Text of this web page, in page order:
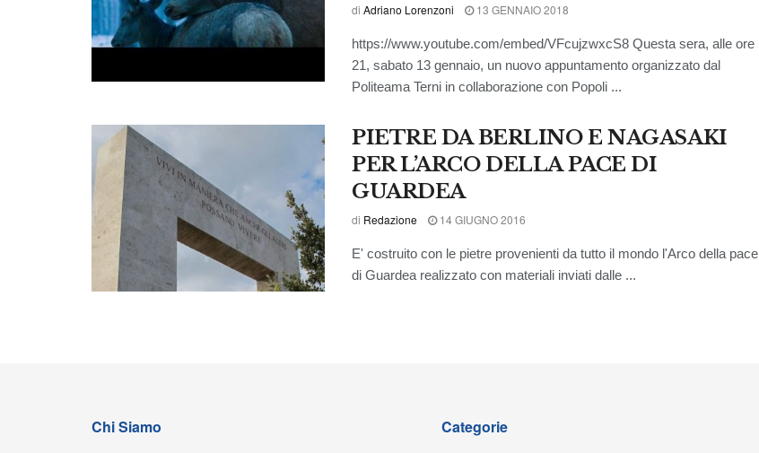
di Adriano Lorenzoni 13 GENNAIO 2018
https://www.youtube.com/embed/VFcujzwxcS8 Questa sera, alle ore
21, sabato 13 gennaio, un nuovo appuntamento organizzato dal
Politeama Terni in collaborazione con Popoli ...
PIETRE DA BERLINO E NAGASAKI
PER L’ARCO DELLA PACE DI
GUARDEA
di Redazione 14 GIUGNO 2016
E' costruito con le pietre provenienti da tutto il mondo l'Arco della pace
di Guardea realizzato con materiali inviati dalle ...
Chi Siamo Categorie